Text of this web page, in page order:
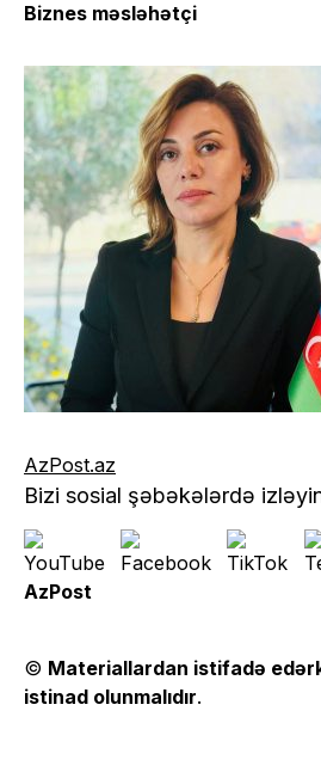
Biznes məsləhətçi
AzPost.az
Bizi sosial şəbəkələrdə
AzPost
© Materiallardan istifadə
istinad olunmalıdır.